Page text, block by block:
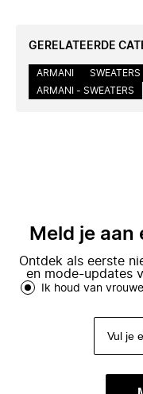
GERELATEERDE
ARMANI SWEATERS
ARMANI - SWEATERS
Meld je
Ontdek als eerste
en mode-updates
Ik houd van